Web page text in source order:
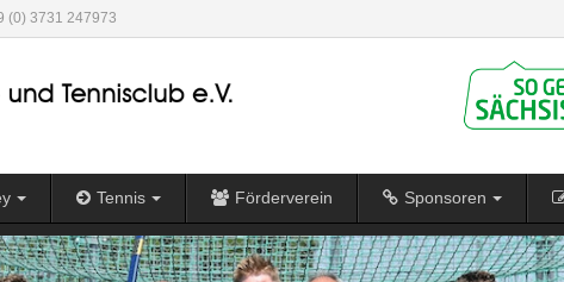
(0) 3731 247973
Tennis Förderverein Sponsoren